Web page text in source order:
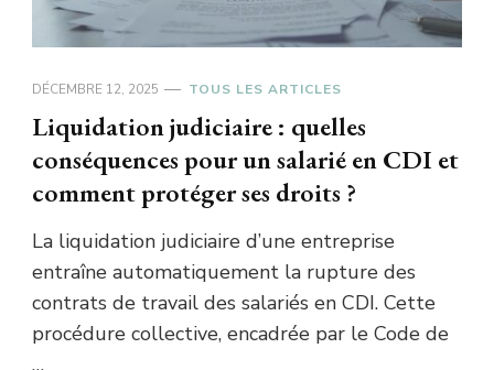
DÉCEMBRE 12, 2025 TOUS LES ARTICLES
Liquidation judiciaire : quelles
conséquences pour un salarié en CDI et
comment protéger ses droits ?
La liquidation judiciaire d’une entreprise
entraîne automatiquement la rupture des
contrats de travail des salariés en CDI. Cette
procédure collective, encadrée par le Code de
…